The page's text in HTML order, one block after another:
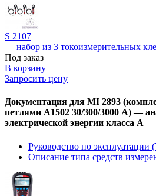
S 2107
— набор из 3 токоизмерительных
Под заказ
В корзину
Запросить цену
Документация для MI 2893
петлями А1502 30/300/3000 А) —
электрической энергии класса А
Руководство по эксплуатации
Описание типа средств